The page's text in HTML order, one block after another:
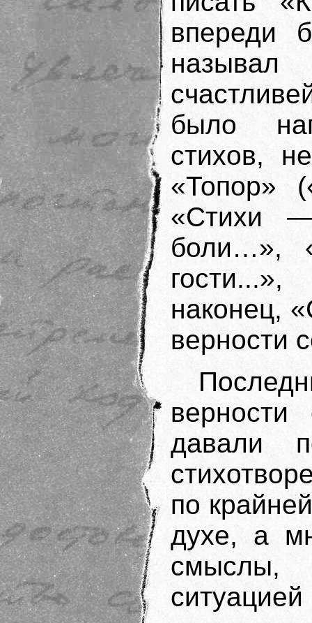
впереди
было
стихов,
«Топор»
«Стихи
боли…»,
наконец,
верности
давали
по
духе, а
смыслы,